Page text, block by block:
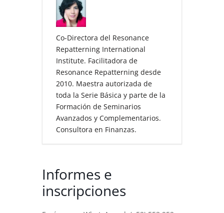
Co-Directora del Resonance
Repatterning International
Institute. Facilitadora de
Resonance Repatterning desde
2010. Maestra autorizada de
toda la Serie Básica y parte de la
Formación de Seminarios
Avanzados y Complementarios.
Consultora en Finanzas.
Informes e
inscripciones